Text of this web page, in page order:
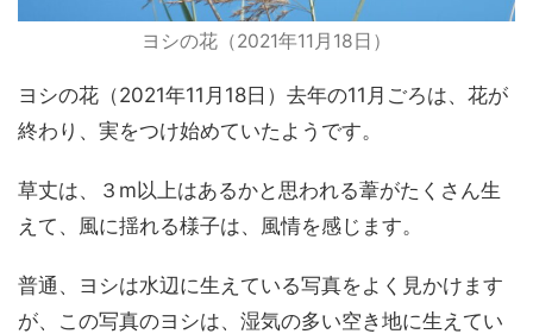
ヨシの花（2021年11月18日）
ヨシの花（2021年11月18日）去年の11月ごろは、花が
終わり、実をつけ始めていたようです。
草丈は、３m以上はあるかと思われる葦がたくさん生
えて、風に揺れる様子は、風情を感じます。
普通、ヨシは水辺に生えている写真をよく見かけます
が、この写真のヨシは、湿気の多い空き地に生えてい